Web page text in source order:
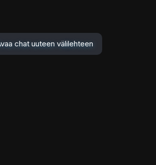
chat uuteen välilehteen